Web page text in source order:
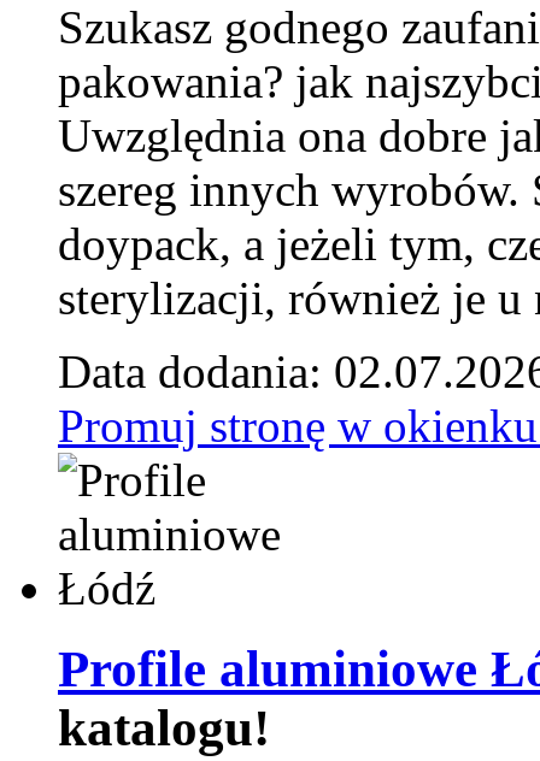
Szukasz godnego
pakowania? jak
Uwzględnia ona dobre
szereg innych
doypack, a jeżeli tym,
sterylizacji, również je u
Data dodania:
Promuj stronę w
Profile aluminiowe
katalogu!